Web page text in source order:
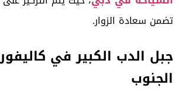
تضمن سعادة الزوار.
جبل الدب الكبير في
الجنوب